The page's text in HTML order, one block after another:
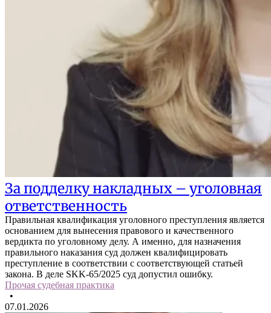
За подделку накладных – уголовная
ответственность
Правильная квалификация уголовного преступления является
основанием для вынесения правового и качественного
вердикта по уголовному делу. А именно, для назначения
правильного наказания суд должен квалифицировать
преступление в соответствии с соответствующей статьей
закона. В деле SKK-65/2025 суд допустил ошибку.
Прочая судебная практика
•
07.01.2026